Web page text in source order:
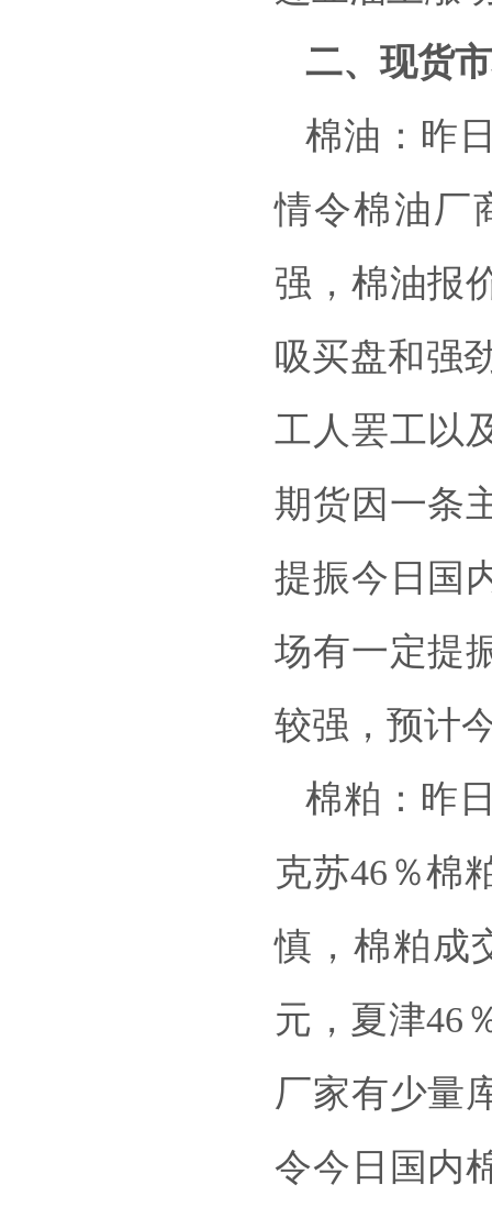
二、现货
棉油：昨
情令棉油厂
强，棉油报
吸买盘和强
工人罢工以
期货因一条
提振今日国
场有一定提
较强，预计
棉粕：昨
克苏46％棉
慎，棉粕成
元，夏津46
厂家有少量
令今日国内